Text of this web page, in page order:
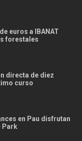
euros a IBANAT
forestales
directa de diez
curso
en Pau disfrutan
Park